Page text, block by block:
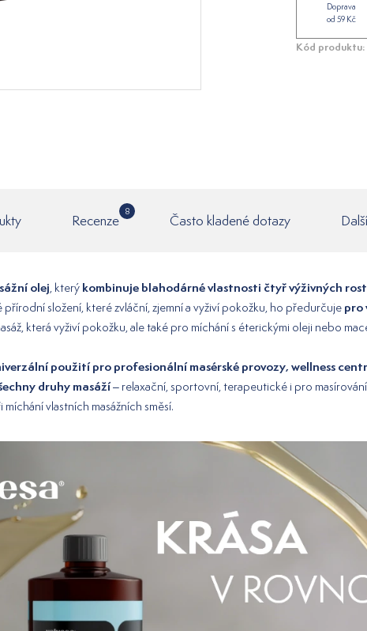
Doprava
od 59 Kč
Kód produktu:
Recenze
8
Často kladené dotazy
olej, který kombinuje blahodárné vlastnosti čtyř výživných
přírodní složení, které zvláční, zjemní a vyživí pokožku, ho předurčuje pro
která vyživí pokožku, ale také pro míchání s éterickými oleji nebo
použití pro profesionální masérské provozy, wellness
druhy masáží– relaxační, sportovní, terapeutické i pro
vlastních masážních směsí.